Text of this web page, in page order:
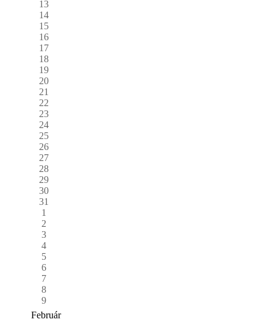
13
14
15
16
17
18
19
20
21
22
23
24
25
26
27
28
29
30
31
1
2
3
4
5
6
7
8
9
Február